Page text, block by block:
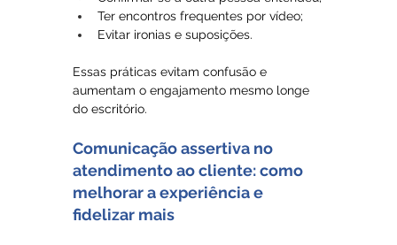
Ter encontros frequentes por vídeo;
Evitar ironias e suposições.
Essas práticas evitam confusão e
aumentam o engajamento mesmo longe
do escritório.
Comunicação assertiva no
atendimento ao cliente: como
melhorar a experiência e
fidelizar mais